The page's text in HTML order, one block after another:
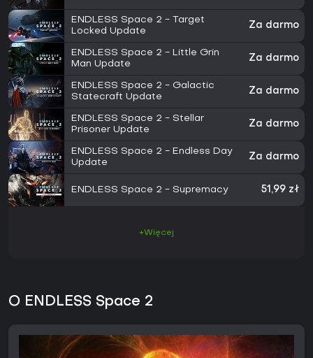
ENDLESS Space 2 - Target
Locked Update
Za darmo
ENDLESS Space 2 - Little Grin
Man Update
Za darmo
ENDLESS Space 2 - Galactic
Statecraft Update
Za darmo
ENDLESS Space 2 - Stellar
Prisoner Update
Za darmo
ENDLESS Space 2 - Endless Day
Update
Za darmo
ENDLESS Space 2 - Supremacy 51,99 zł
+Więcej
O ENDLESS Space 2